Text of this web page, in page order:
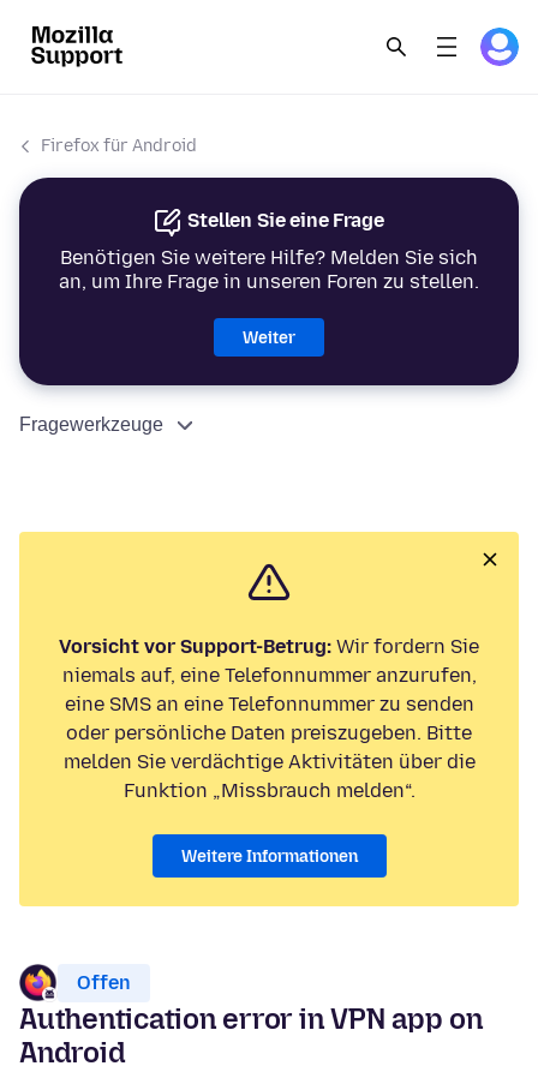
Firefox für Android
Stellen Sie eine Frage
Benötigen Sie weitere Hilfe? Melden Sie sich
an, um Ihre Frage in unseren Foren zu stellen.
Weiter
Fragewerkzeuge
Vorsicht vor Support-Betrug: Wir fordern Sie
niemals auf, eine Telefonnummer anzurufen,
eine SMS an eine Telefonnummer zu senden
oder persönliche Daten preiszugeben. Bitte
melden Sie verdächtige Aktivitäten über die
Funktion „Missbrauch melden“.
Weitere Informationen
Offen
Authentication error in VPN app on
Android